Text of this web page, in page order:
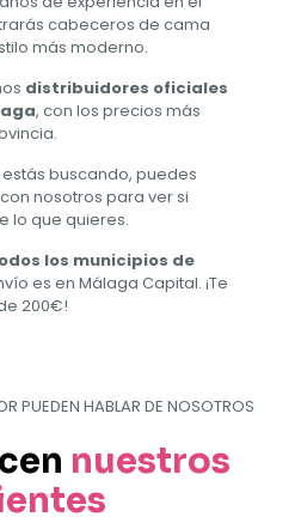
cabeceros de cama
más moderno.
distribuidores oficiales
, con los precios más
buscando, puedes
nosotros para ver si
lo que quieres.
los municipios de
es en Málaga Capital. ¡Te
200€!
PUEDEN HABLAR DE NOSOTROS
nuestros